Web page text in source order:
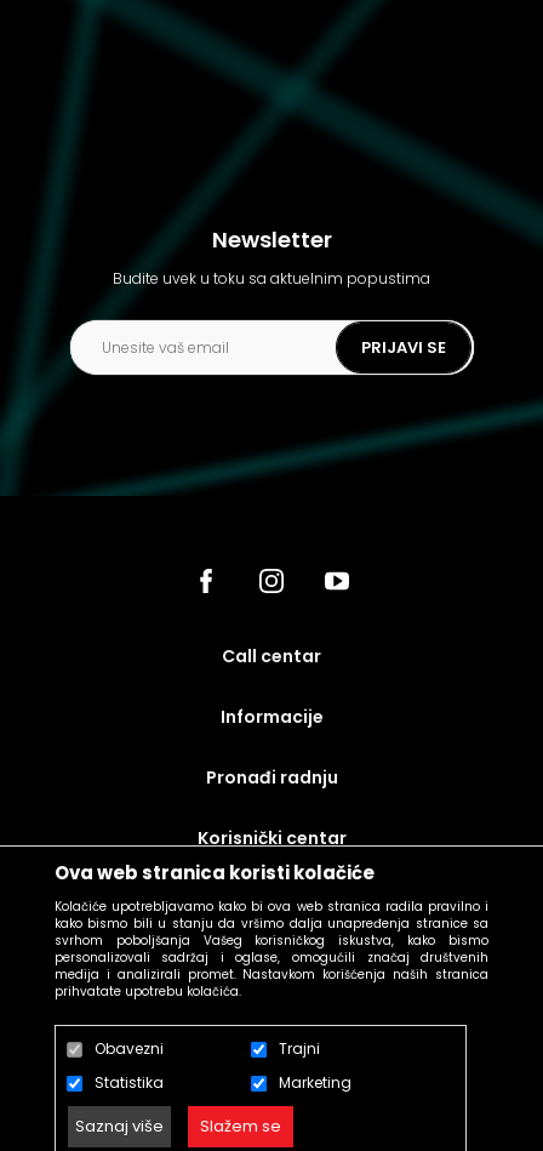
Ova web stranica koristi kolačiće
Kolačiće upotrebljavamo kako bi ova web stranica radila pravilno i
kako bismo bili u stanju da vršimo dalja unapređenja stranice sa
svrhom poboljšanja Vašeg korisničkog iskustva, kako bismo
personalizovali sadržaj i oglase, omogućili značaj društvenih
medija i analizirali promet. Nastavkom korišćenja naših stranica
prihvatate upotrebu kolačića.
Obavezni
Trajni
Statistika
Marketing
Saznaj više Slažem se
Newsletter
Budite uvek u toku sa aktuelnim popustima
PRIJAVI SE
call centar
Informacije
Pronađi radnju
korisnički centar
uslovi prodaje